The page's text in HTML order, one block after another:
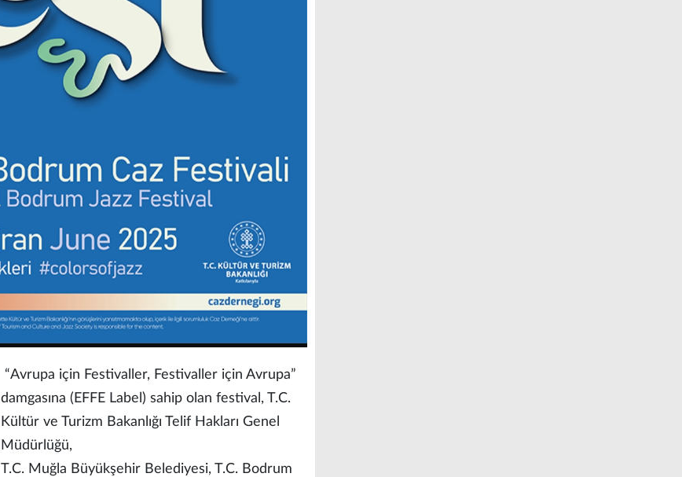
“Avrupa için Festivaller, Festivaller için Avrupa”
damgasına (EFFE Label) sahip olan festival, T.C.
Kültür ve Turizm Bakanlığı Telif Hakları Genel
Müdürlüğü,
T.C. Muğla Büyükşehir Belediyesi, T.C. Bodrum